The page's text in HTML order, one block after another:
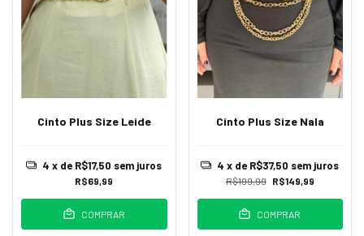
Cinto Plus Size Leide
R$69,99
4 x de R$17,50 sem juros
COMPRAR
Cinto Plus Size Nala
R$199,99 R$149,99
4 x de R$37,50 sem juros
COMPRAR